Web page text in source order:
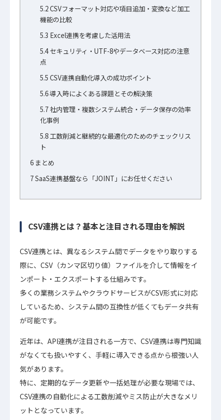
5.2CSVフォーマット対応や項目追加・変換など加工
機能の比較
5.3 Excel連携を考慮した活用法
5.4セキュリティ・UTF-8やデータベース対応の注意
点
5.5 CSV連携自動化導入の成功ポイント
5.6導入時によくある課題とその解決策
5.7社内管理・複数システム統合・データ保存の効率
化事例
5.8工数削減と継続的な最適化のためのチェックリス
ト
6 まとめ
7SaaS連携基盤なら「JOINT」にお任せください
CSV連携とは？基本と注目される理由を解説
CSV連携とは、異なるシステム間でデータをやり取りする
際に、CSV（カンマ区切り値）ファイルを介して情報をイ
ンポート・エクスポートする仕組みです。
多くの業務システムやクラウドサービスがCSV形式に対応
しているため、システム間の互換性が低くてもデータ共有
が可能です。
近年は、API連携が注目される一方で、CSV連携は専門知識
がなくても扱いやすく、手軽に導入できる点から根強い人
気があります。
特に、定期的なデータ更新や一括処理が必要な現場では、
CSV連携の自動化による工数削減やミス防止が大きなメリ
ットとなっています。